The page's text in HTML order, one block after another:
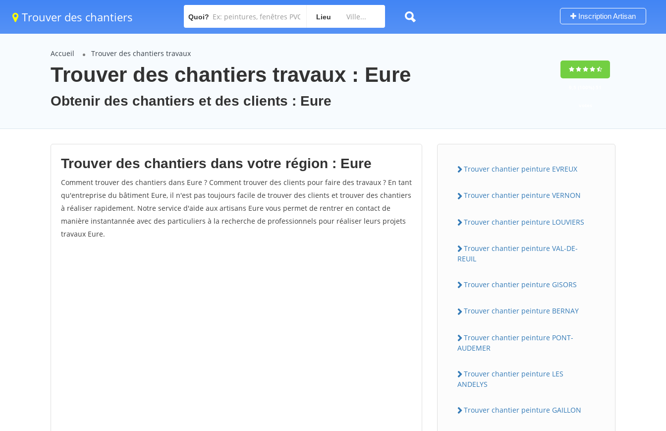
Trouver des chantiers Quoi? Lieu Inscription Artisan
Accueil Trouver des chantiers travaux
Trouver des chantiers travaux : Eure
Obtenir des chantiers et des clients : Eure
Trouver des chantiers dans votre région : Eure
Comment trouver des chantiers dans Eure ? Comment trouver des clients pour faire des travaux ? En tant
qu'entreprise du bâtiment Eure, il n'est pas toujours facile de trouver des clients et trouver des chantiers
à réaliser rapidement. Notre service d'aide aux artisans Eure vous permet de rentrer en contact de
manière instantannée avec des particuliers à la recherche de professionnels pour réaliser leurs projets
travaux Eure.
Trouver chantier peinture EVREUX
Trouver chantier peinture VERNON
Trouver chantier peinture LOUVIERS
Trouver chantier peinture VAL-DE-
REUIL
Trouver chantier peinture GISORS
Trouver chantier peinture BERNAY
Trouver chantier peinture PONT-
AUDEMER
Trouver chantier peinture LES
ANDELYS
Trouver chantier peinture GAILLON